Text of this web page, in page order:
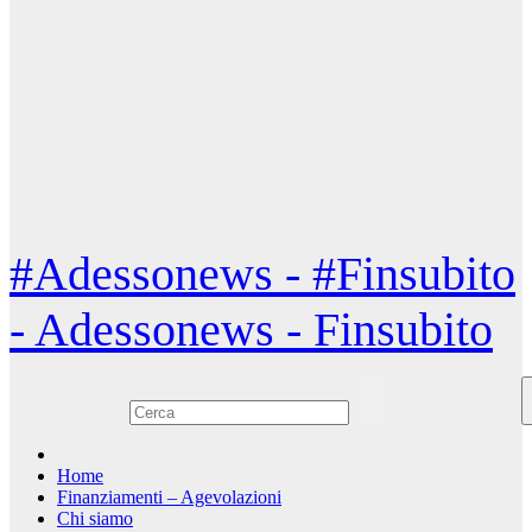
#Adessonews - #Finsubito
- Adessonews - Finsubito
Home
Finanziamenti – Agevolazioni
Chi siamo